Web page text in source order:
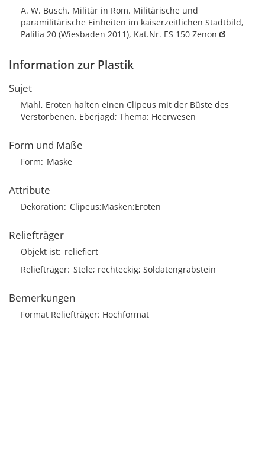
A. W. Busch, Militär in Rom. Militärische und
paramilitärische Einheiten im kaiserzeitlichen Stadtbild,
Palilia 20 (Wiesbaden 2011), Kat.Nr. ES 150 Zenon
Information zur Plastik
Sujet
Mahl, Eroten halten einen Clipeus mit der Büste des
Verstorbenen, Eberjagd; Thema: Heerwesen
Form und Maße
Form Maske
Attribute
Dekoration Clipeus;Masken;Eroten
Reliefträger
Objekt ist reliefiert
Reliefträger Stele; rechteckig; Soldatengrabstein
Bemerkungen
Format Reliefträger: Hochformat